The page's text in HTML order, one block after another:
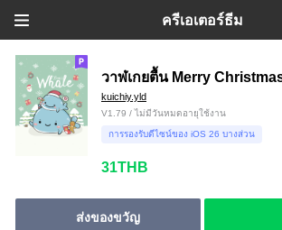
ครีเอเตอร์ธีม
วาฬเกยตื้น Merry
kuichiy.yld
V1.79 / ไม่มีวันหมดอายุใช้งาน
การรองรับดีไซน์ของ iOS 26 บางส่วน
31THB
ส่งของขวัญ